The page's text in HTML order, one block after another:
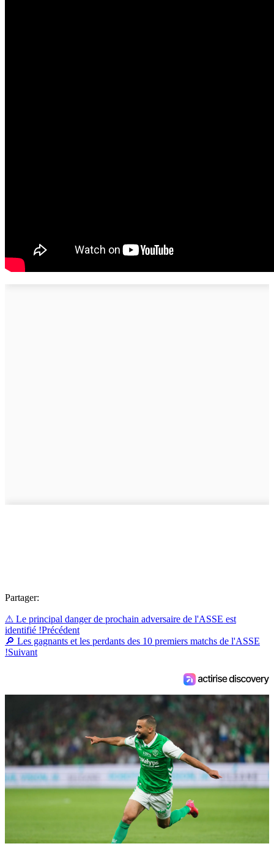
Partager:
⚠ Le principal danger de prochain adversaire de l'ASSE est
identifié !Précédent
🔎 Les gagnants et les perdants des 10 premiers matchs de l'ASSE
!Suivant